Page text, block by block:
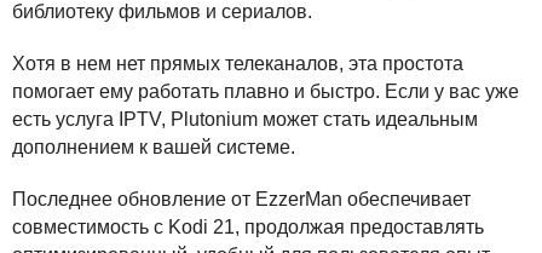
библиотеку фильмов и сериалов.
Хотя в нем нет прямых телеканалов, эта простота
помогает ему работать плавно и быстро. Если у вас уже
есть услуга
IPTV, Plutonium может стать идеальным
дополнением к вашей системе.
Последнее обновление от EzzerMan обеспечивает
совместимость с Kodi 21, продолжая предоставлять